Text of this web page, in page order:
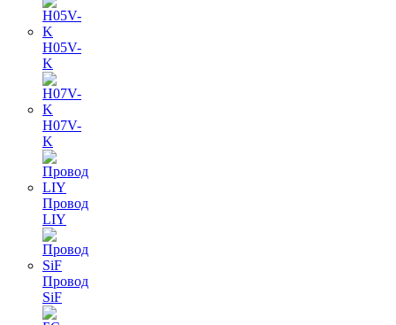
H05V-
K
H07V-
K
Провод
LIY
Провод
SiF